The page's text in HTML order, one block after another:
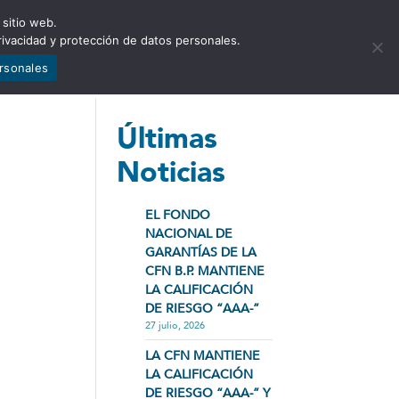
NOTICIAS CONTÁCTENOS
Últimas
Noticias
EL FONDO
NACIONAL DE
GARANTÍAS DE LA
CFN B.P. MANTIENE
LA CALIFICACIÓN
DE RIESGO “AAA-”
27 julio, 2026
LA CFN MANTIENE
LA CALIFICACIÓN
DE RIESGO “AAA-” Y
sitio web.
y protección de datos personales.